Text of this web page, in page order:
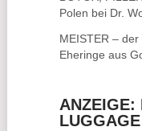
Polen bei Dr.
MEISTER –
Eheringe aus
ANZEIGE:
LUGGAGE